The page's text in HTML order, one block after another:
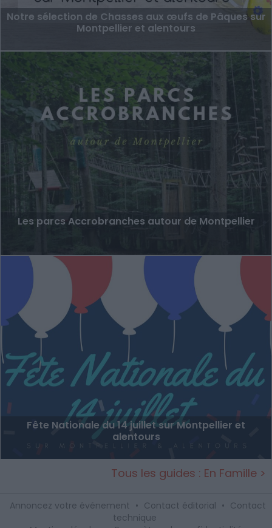
Notre sélection de Chasses aux œufs de Pâques sur
Montpellier et alentours
Les parcs Accrobranches autour de Montpellier
Fête Nationale du 14 juillet sur Montpellier et
alentours
Tous les guides : En Famille >
Annoncez votre événement • Contact éditorial • Contact
technique